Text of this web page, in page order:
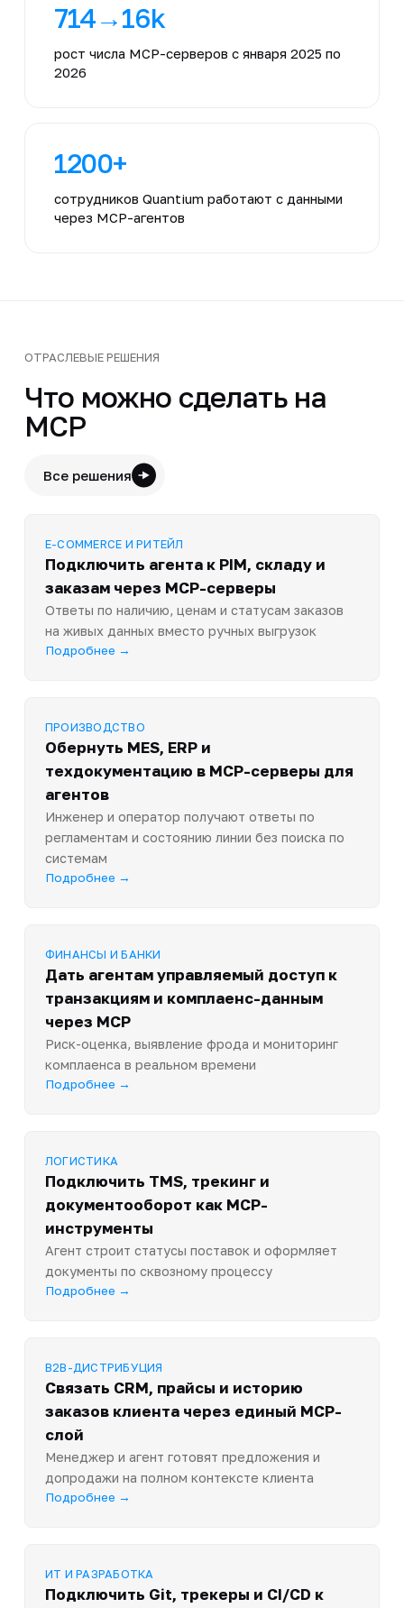
714→16k
рост числа MCP-серверов с января 2025 по
2026
1200+
сотрудников Quantium работают с данными
через MCP-агентов
ОТРАСЛЕВЫЕ РЕШЕНИЯ
Что можно сделать на
MCP
Все решения
E-COMMERCE И РИТЕЙЛ
Подключить агента к PIM, складу и
заказам через MCP-серверы
Ответы по наличию, ценам и статусам заказов
на живых данных вместо ручных выгрузок
Подробнее →
ПРОИЗВОДСТВО
Обернуть MES, ERP и
техдокументацию в MCP-серверы для
агентов
Инженер и оператор получают ответы по
регламентам и состоянию линии без поиска по
системам
Подробнее →
ФИНАНСЫ И БАНКИ
Дать агентам управляемый доступ к
транзакциям и комплаенс-данным
через MCP
Риск-оценка, выявление фрода и мониторинг
комплаенса в реальном времени
Подробнее →
ЛОГИСТИКА
Подключить TMS, трекинг и
документооборот как MCP-
инструменты
Агент строит статусы поставок и оформляет
документы по сквозному процессу
Подробнее →
B2B-ДИСТРИБУЦИЯ
Связать CRM, прайсы и историю
заказов клиента через единый MCP-
слой
Менеджер и агент готовят предложения и
допродажи на полном контексте клиента
Подробнее →
ИТ И РАЗРАБОТКА
Подключить Git, трекеры и CI/CD к